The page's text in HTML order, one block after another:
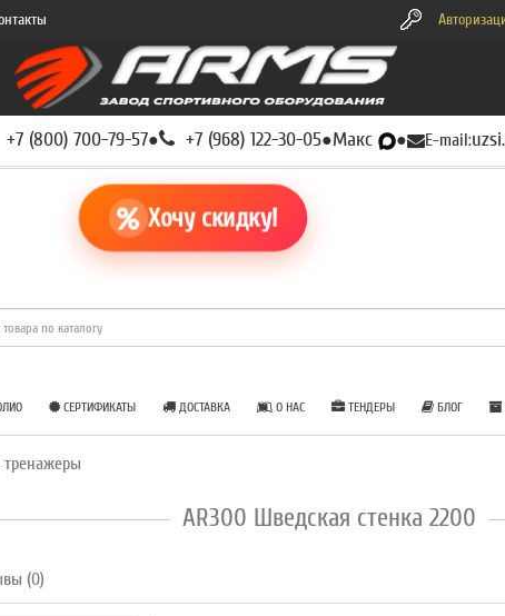
+7 (800) 700-79-57● +7 (968) 122-30-05●Макс ● E-mail:
Хочу скидку!
СЕРТИФИКАТЫ ДОСТАВКА О НАС ТЕНДЕРЫ БЛОГ
AR300 Шведская стенка 2200
(0)